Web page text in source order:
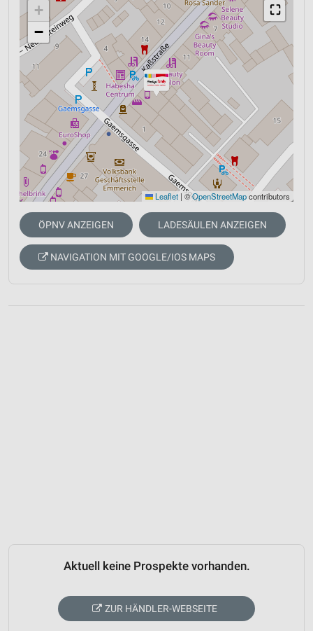
⛶
+
−
Leaflet | ©OpenStreetMapcontributors
ÖPNV ANZEIGEN LADESÄULEN ANZEIGEN
NAVIGATION MIT GOOGLE/IOS MAPS
Aktuell keine Prospekte vorhanden.
ZUR HÄNDLER-WEBSEITE